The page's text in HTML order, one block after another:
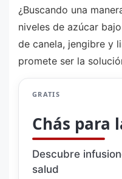
¿Buscando una
niveles de azúcar
de canela, jengibre y
promete ser la
GRATIS
Chás para
Descubre
salud